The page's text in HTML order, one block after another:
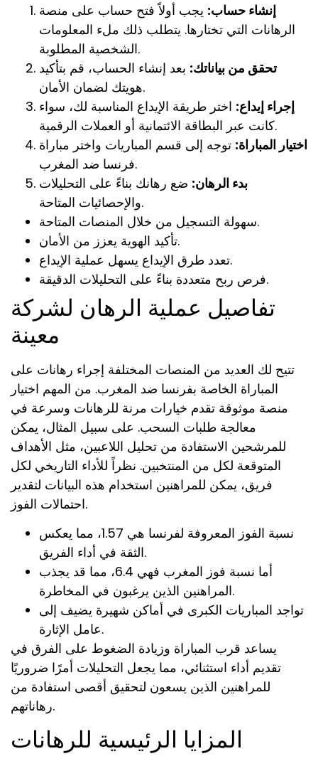
إنشاء حساب: يجب أولاً فتح حساب على منصة
الرهانات التي تختارها. يتطلب ذلك ملء المعلومات
الشخصية المطلوبة.
تحقق من بياناتك: بعد إنشاء الحساب، قم بتأكيد
هويتك لضمان الأمان.
إجراء إيداع: اختر طريقة الإيداع المناسبة لك، سواء
كانت عبر البطاقة الائتمانية أو العملات الرقمية.
اختيار المباراة: توجه إلى قسم المباريات واختر مباراة
فرنسا ضد المغرب.
بدء الرهان: ضع رهانك بناءً على التحليلات
والإحصائيات المتاحة.
سهولة التسجيل من خلال المنصات المتاحة.
تأكيد الهوية يعزز من الأمان.
تعدد طرق الإيداع يسهل عملية الإيداع.
فرص ربح متعددة بناءً على التحليلات الدقيقة.
تفاصيل عملية الرهان لشركة
معينة
تتيح لك العديد من المنصات المختلفة إجراء رهانات على
المباراة الخاصة بفرنسا ضد المغرب. من المهم اختيار
منصة موثوقة تقدم خيارات مرنة للرهانات وسرعة في
معالجة طلبات السحب. على سبيل المثال، يمكن
للمرشحين الاستفادة من تحليل اللاعبين، مثل الأهداف
المتوقعة لكل من المنتخبين. نظراً للأداء التاريخي لكل
فريق، يمكن للمراهنين استخدام هذه البيانات لتقدير
احتمالات الفوز.
نسبة الفوز المعروفة لفرنسا هي 1.57، مما يعكس
الثقة في أداء الفريق.
أما نسبة فوز المغرب فهي 6.4، مما قد يجذب
المراهنين الذين يرغبون في المخاطرة.
تواجد المباريات الكبرى في أماكن شهيرة يضيف إلى
عامل الإثارة.
يساعد قرب المباراة وزيادة الضغوط على الفرق في
تقديم أداء استثنائي، مما يجعل التحليلات أمرًا ضروريًا
للمراهنين الذين يسعون لتحقيق أقصى استفادة من
رهاناتهم.
المزايا الرئيسية للرهانات